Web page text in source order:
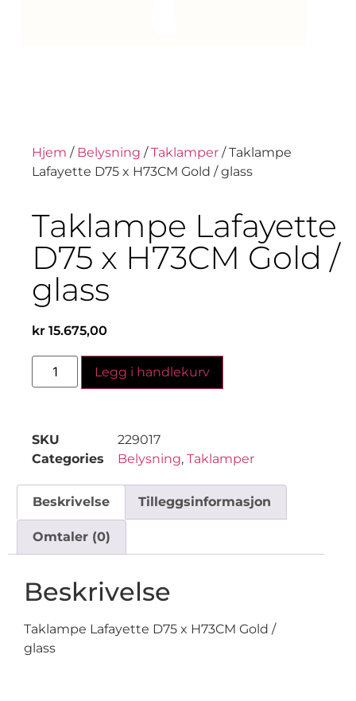
Hjem / Belysning /Taklamper / Taklampe
Lafayette D75 x H73CM Gold / glass
Taklampe Lafayette
D75 x H73CM Gold /
glass
kr 15.675,00
Legg i handlekurv
SKU
229017
Categories
Belysning, Taklamper
Beskrivelse Tilleggsinformasjon
Omtaler (0)
Beskrivelse
Taklampe Lafayette D75 x H73CM Gold /
glass